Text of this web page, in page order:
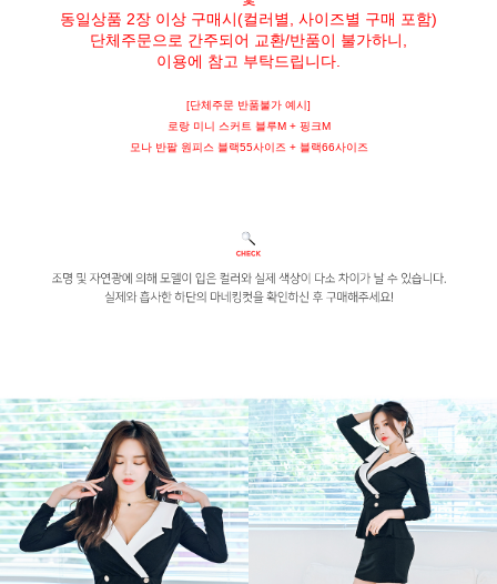
동일상품 2장 이상 구매시(컬러별, 사이즈별 구매 포함)
단체주문으로 간주되어 교환/반품이 불가하니,
이용에 참고 부탁드립니다.
[단체주문 반품불가 예시]
로랑 미니 스커트 블루M + 핑크M
모나 반팔 원피스 블랙55사이즈 + 블랙66사이즈